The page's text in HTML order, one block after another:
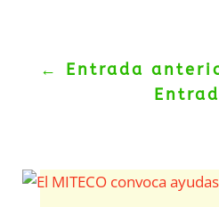
← Entrada